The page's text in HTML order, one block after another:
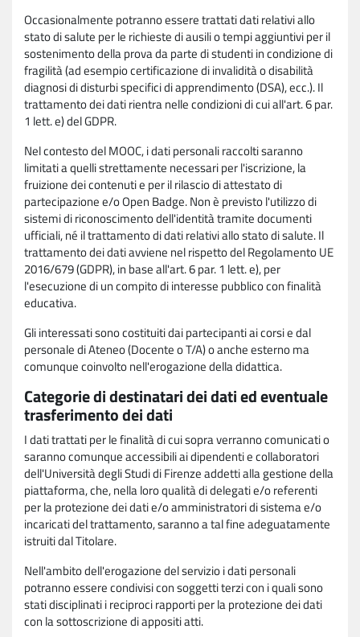
Occasionalmente potranno essere trattati dati relativi allo
stato di salute per le richieste di ausili o tempi aggiuntivi per il
sostenimento della prova da parte di studenti in condizione di
fragilità (ad esempio certificazione di invalidità o disabilità
diagnosi di disturbi specifici di apprendimento (DSA), ecc.). Il
trattamento dei dati rientra nelle condizioni di cui all'art. 6 par.
1 lett. e) del GDPR.
Nel contesto del MOOC, i dati personali raccolti saranno
limitati a quelli strettamente necessari per l'iscrizione, la
fruizione dei contenuti e per il rilascio di attestato di
partecipazione e/o Open Badge. Non è previsto l'utilizzo di
sistemi di riconoscimento dell'identità tramite documenti
ufficiali, né il trattamento di dati relativi allo stato di salute. Il
trattamento dei dati avviene nel rispetto del Regolamento UE
2016/679 (GDPR), in base all'art. 6 par. 1 lett. e), per
l'esecuzione di un compito di interesse pubblico con finalità
educativa.
Gli interessati sono costituiti dai partecipanti ai corsi e dal
personale di Ateneo (Docente o T/A) o anche esterno ma
comunque coinvolto nell'erogazione della didattica.
Categorie di destinatari dei dati ed eventuale
trasferimento dei dati
I dati trattati per le finalità di cui sopra verranno comunicati o
saranno comunque accessibili ai dipendenti e collaboratori
dell'Università degli Studi di Firenze addetti alla gestione della
piattaforma, che, nella loro qualità di delegati e/o referenti
per la protezione dei dati e/o amministratori di sistema e/o
incaricati del trattamento, saranno a tal fine adeguatamente
istruiti dal Titolare.
Nell'ambito dell'erogazione del servizio i dati personali
potranno essere condivisi con soggetti terzi con i quali sono
stati disciplinati i reciproci rapporti per la protezione dei dati
con la sottoscrizione di appositi atti.